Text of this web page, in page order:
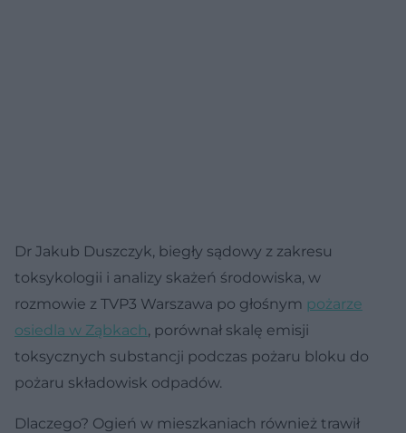
Dr Jakub Duszczyk, biegły sądowy z zakresu
toksykologii i analizy skażeń środowiska, w
rozmowie z TVP3 Warszawa po głośnym pożarze
osiedla w Ząbkach, porównał skalę emisji
toksycznych substancji podczas pożaru bloku do
pożaru składowisk odpadów.
Dlaczego? Ogień w mieszkaniach również trawił